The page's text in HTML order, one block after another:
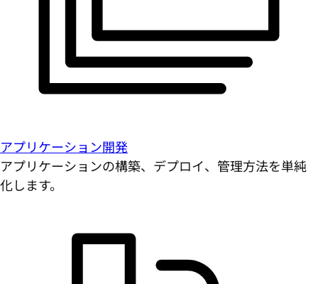
アプリケーション開発
アプリケーションの構築、デプロイ、管理方法を単純
化します。